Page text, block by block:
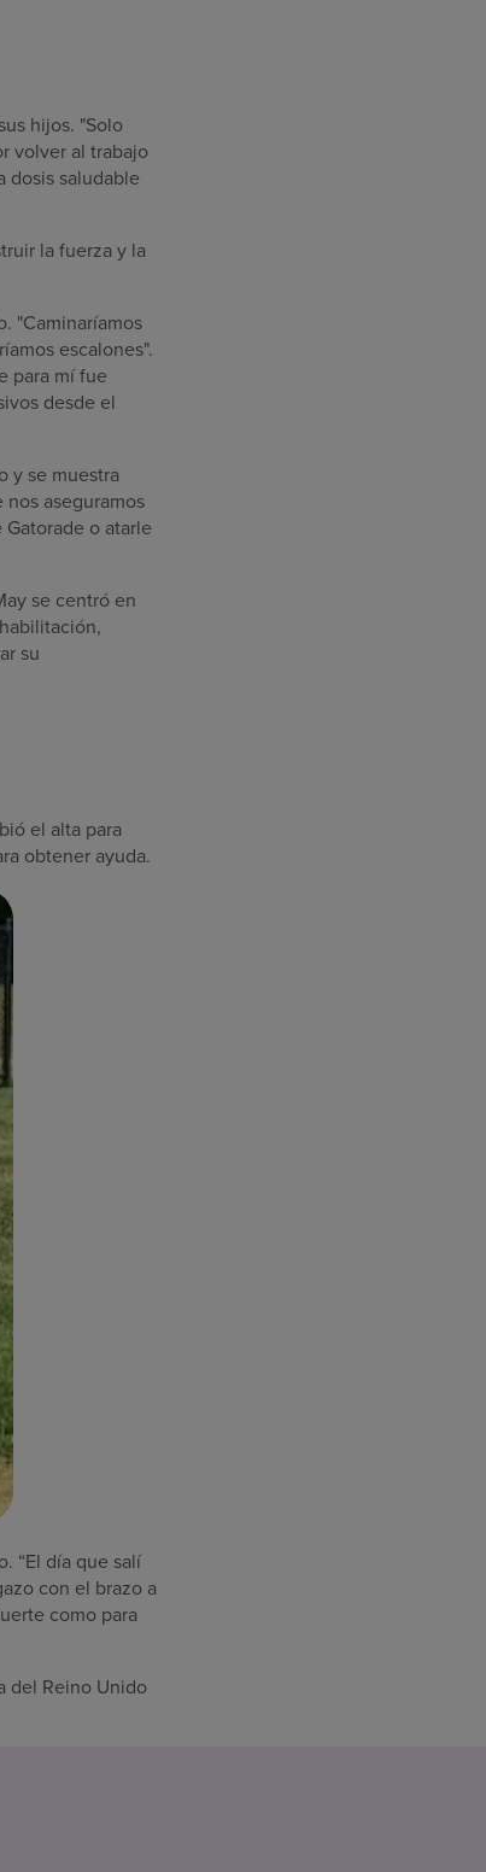
hijos. "Solo
volver al trabajo
dosis saludable
la fuerza y la
"Caminaríamos
escalones".
para mí fue
desde el
y se muestra
aseguramos
o atarle
se centró en
su
el alta para
obtener ayuda.
“El día que salí
con el brazo a
como para
del Reino Unido